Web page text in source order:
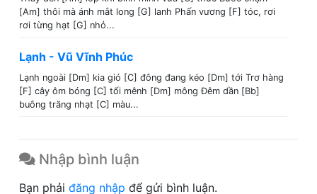
[Am] thôi mà ánh mắt long [G] lanh Phấn vương [F] tóc, rơi
rơi từng hạt [G] nhỏ...
Lạnh - Vũ Vĩnh Phúc
Lạnh ngoài [Dm] kia gió [C] đông đang kéo [Dm] tới Trơ hàng
[F] cây ôm bóng [C] tối mênh [Dm] mông Đêm dần [Bb]
buông trăng nhạt [C] màu...
Nhập bình luận
Bạn phải đăng nhập để gửi bình luận.